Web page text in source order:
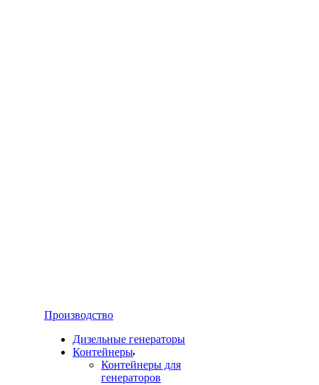
Производство
Дизельные генераторы
Контейнеры
Контейнеры для
генераторов